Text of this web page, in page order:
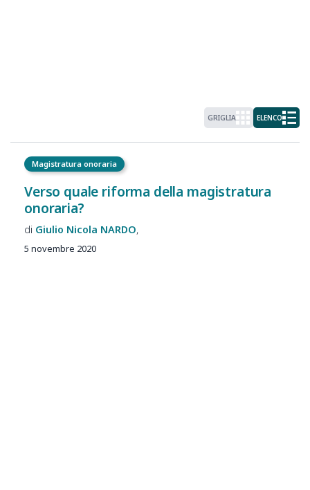
GRIGLIA ELENCO
Magistratura onoraria
Verso quale riforma della magistratura
onoraria?
Giulio Nicola NARDO
5 novembre 2020